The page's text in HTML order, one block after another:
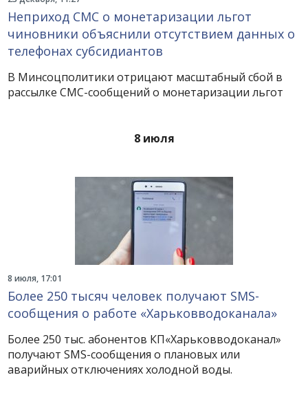
Неприход СМС о монетаризации льгот
чиновники объяснили отсутствием данных о
телефонах субсидиантов
В Минсоцполитики отрицают масштабный сбой в
рассылке СМС-сообщений о монетаризации льгот
8 июля
8 июля, 17:01
Более 250 тысяч человек получают SMS-
сообщения о работе «Харьковводоканала»
Более 250 тыс. абонентов КП«Харьковводоканал»
получают SMS-сообщения о плановых или
аварийных отключениях холодной воды.